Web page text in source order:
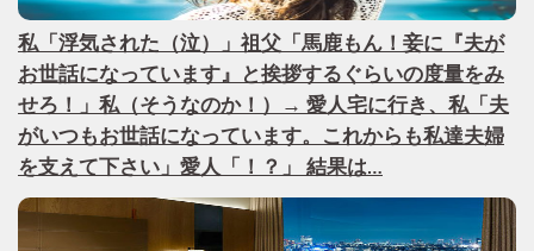
私「浮気された（泣）」祖父「馬鹿もん！妾に『夫が
お世話になっています』と挨拶するぐらいの度量をみ
せろ！」私（そうなのか！）→ 愛人宅に行き、私「夫
がいつもお世話になっています。これからも私達夫婦
を支えて下さい」愛人「！？」 結果は…